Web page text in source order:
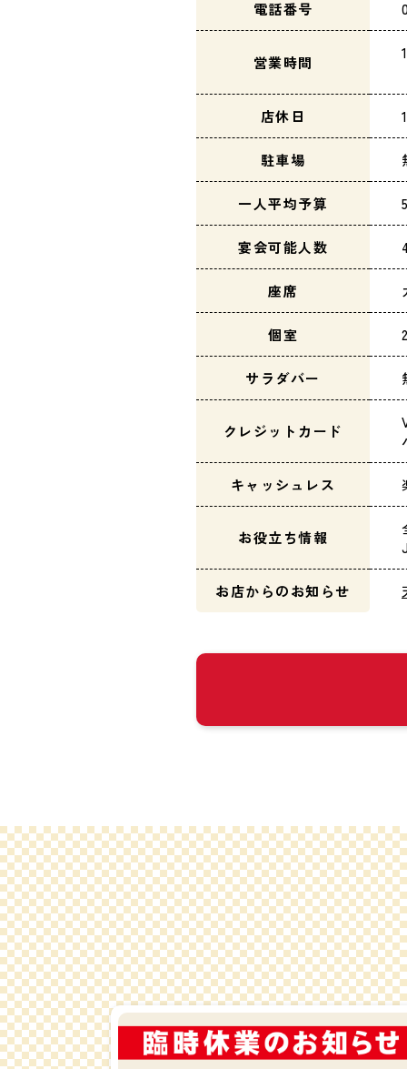
電話番号
営業時間
店休日
駐車場
一人平均予算
宴会可能人数
座席
個室
サラダバー
クレジットカード
キャッシュレス
お役立ち情報
お店からのお知らせ